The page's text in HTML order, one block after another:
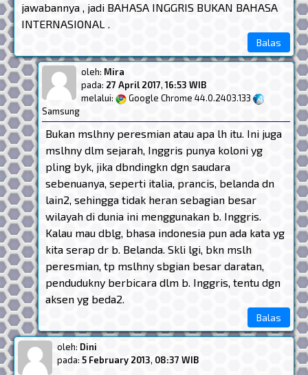
jawabannya , jadi BAHASA INGGRIS BUKAN BAHASA
INTERNASIONAL .
Balas
oleh: Mira
pada: 27 April 2017,16:53 WIB
melalui:
Google Chrome 44.0.2403.133
Samsung
Bukan mslhny peresmian atau apa lh itu. Ini juga
mslhny dlm sejarah, Inggris punya koloni yg
pling byk, jika dbndingkn dgn saudara
sebenuanya, seperti italia, prancis, belanda dn
lain2, sehingga tidak heran sebagian besar
wilayah di dunia ini menggunakan b. Inggris.
Kalau mau dblg, bhasa indonesia pun ada kata yg
kita serap dr b. Belanda. Skli lgi, bkn mslh
peresmian, tp mslhny sbgian besar daratan,
pendudukny berbicara dlm b. Inggris, tentu dgn
aksen yg beda2.
Balas
oleh: Dini
pada: 5 February 2013, 08:37 WIB